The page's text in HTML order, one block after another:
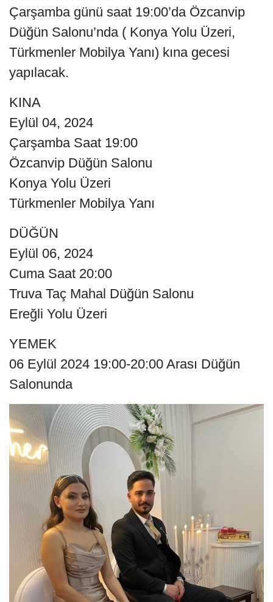
Çarşamba günü saat 19:00’da Özcanvip
Düğün Salonu’nda ( Konya Yolu Üzeri,
Türkmenler Mobilya Yanı) kına gecesi
yapılacak.
KINA
Eylül 04, 2024
Çarşamba Saat 19:00
Özcanvip Düğün Salonu
Konya Yolu Üzeri
Türkmenler Mobilya Yanı
DÜĞÜN
Eylül 06, 2024
Cuma Saat 20:00
Truva Taç Mahal Düğün Salonu
Ereğli Yolu Üzeri
YEMEK
06 Eylül 2024 19:00-20:00 Arası Düğün
Salonunda